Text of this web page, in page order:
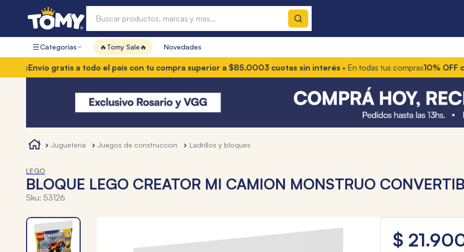
Categorías 🔥Tomy Sale🔥 Novedades
gratis a todo el país con tu compra superior a $85.0003 cuotas sin interés • En todas tus compras10% OFF con
jugueteria juegos de construccion ladrillos y bloques
LEGO
BLOQUE LEGO CREATOR MI CAMION MONSTRUO
Sku: 53126
$ 21.
Términos más buscados
1.
hot wheels
mochilas
toy story
4. marcadores